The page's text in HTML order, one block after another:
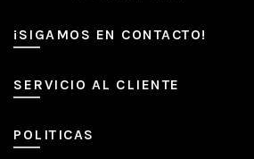
¡SIGAMOS EN CONTACTO!
SERVICIO AL CLIENTE
POLITICAS